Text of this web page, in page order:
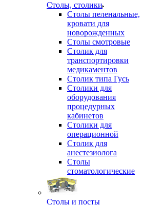
Столы, столики
Столы пеленальные,
кровати для
новорожденных
Столы смотровые
Столик для
транспортировки
медикаментов
Столик типа Гусь
Столики для
оборудования
процедурных
кабинетов
Столики для
операционной
Столик для
анестезиолога
Столы
стоматологические
Столы и посты